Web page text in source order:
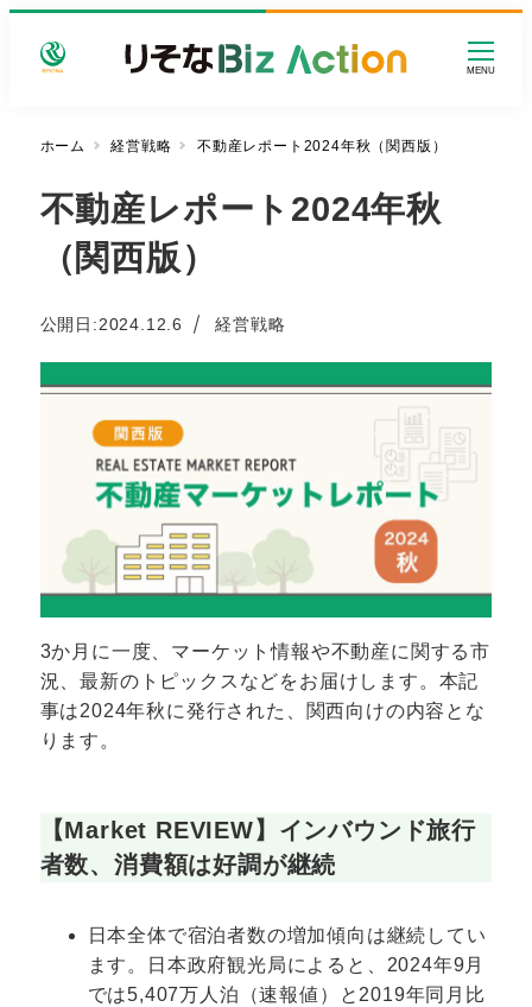
MENU
ホーム 経営戦略 不動産レポート2024年秋（関西版）
不動産レポート2024年秋
（関西版）
公開日:
投稿日
2024.12.6 カテゴリー
経営戦略
3か月に一度、マーケット情報や不動産に関する市
況、最新のトピックスなどをお届けします。本記
事は2024年秋に発行された、関西向けの内容とな
ります。
【Market REVIEW】 インバウンド旅行
者数、消費額は好調が継続
日本全体で宿泊者数の増加傾向は継続してい
ます。日本政府観光局によると、2024年9月
では5,407万人泊（速報値）と2019年同月比